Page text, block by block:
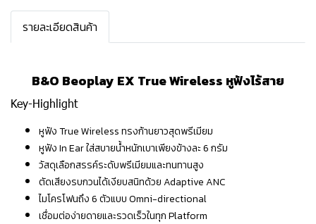
รายละเอียดสินค้า
B&O Beoplay EX True Wireless หูฟังไร้สาย
Key-Highlight
หูฟัง True Wireless ทรงก้านยาวสุดพรีเมียม
หูฟัง In Ear ใส่สบายน้ำหนักเบาเพียงข้างละ 6 กรัม
วัสดุเลือกสรรค์ระดับพรีเมียมและทนทานสูง
ตัดเสียงรบกวนได้เงียบสนิทด้วย Adaptive ANC
ไมโครโฟนถึง 6 ตัวแบบ Omni-directional
เชื่อมต่อง่ายดายและรวดเร็วในทุก Platform